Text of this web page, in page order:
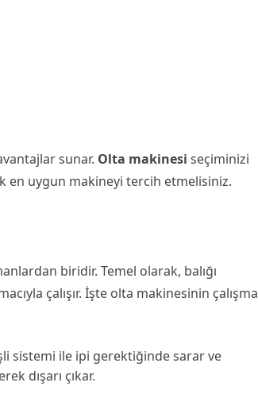
sunar. Olta makinesi seçiminizi
en uygun makineyi tercih etmelisiniz.
biridir. Temel olarak, balığı
çalışır. İşte olta makinesinin çalışma
sistemi ile ipi gerektiğinde sarar ve
dışarı çıkar.